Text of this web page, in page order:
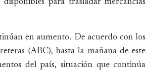
para trasladar mercancías
en aumento. De acuerdo con los
(ABC), hasta la mañana de este
del país, situación que continúa